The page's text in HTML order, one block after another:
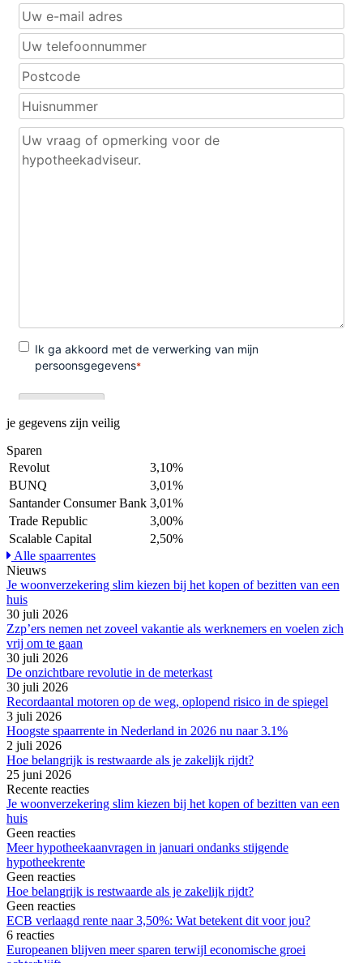
je gegevens zijn veilig
Sparen
Revolut
3,10%
BUNQ
3,01%
Santander Consumer Bank 3,01%
Trade Republic
3,00%
Scalable Capital
2,50%
Alle spaarrentes
Nieuws
Je woonverzekering slim kiezen bij het kopen of bezitten van een
huis
30 juli 2026
Zzp’ers nemen net zoveel vakantie als werknemers en voelen zich
vrij om te gaan
30 juli 2026
De onzichtbare revolutie in de meterkast
30 juli 2026
Recordaantal motoren op de weg, oplopend risico in de spiegel
3 juli 2026
Hoogste spaarrente in Nederland in 2026 nu naar 3.1%
2 juli 2026
Hoe belangrijk is restwaarde als je zakelijk rijdt?
25 juni 2026
Recente reacties
Je woonverzekering slim kiezen bij het kopen of bezitten van een
huis
Geen reacties
Meer hypotheekaanvragen in januari ondanks stijgende
hypotheekrente
Geen reacties
Hoe belangrijk is restwaarde als je zakelijk rijdt?
Geen reacties
ECB verlaagd rente naar 3,50%: Wat betekent dit voor jou?
6 reacties
Europeanen blijven meer sparen terwijl economische groei